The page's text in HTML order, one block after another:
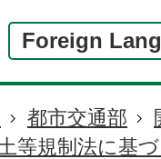
Foreign
都市交通部
等規制法に基